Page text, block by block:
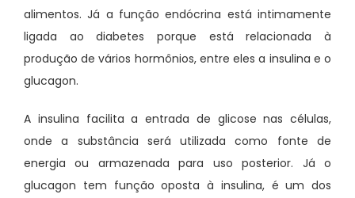
alimentos. Já a função endócrina está intimamente
ligada ao diabetes porque está relacionada à
produção de vários hormônios, entre eles a insulina e o
glucagon.
A insulina facilita a entrada de glicose nas células,
onde a substância será utilizada como fonte de
energia ou armazenada para uso posterior. Já o
glucagon tem função oposta à insulina, é um dos